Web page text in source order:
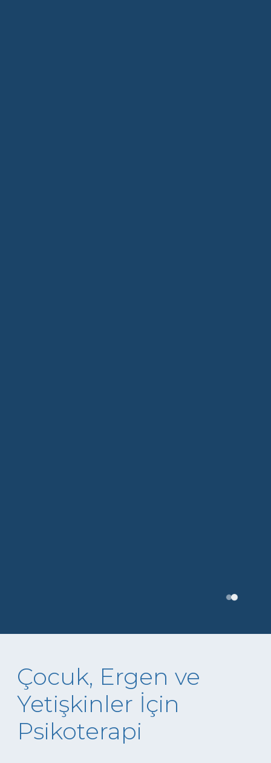
Çocuk, Ergen ve
Yetişkinler İçin
Psikoterapi